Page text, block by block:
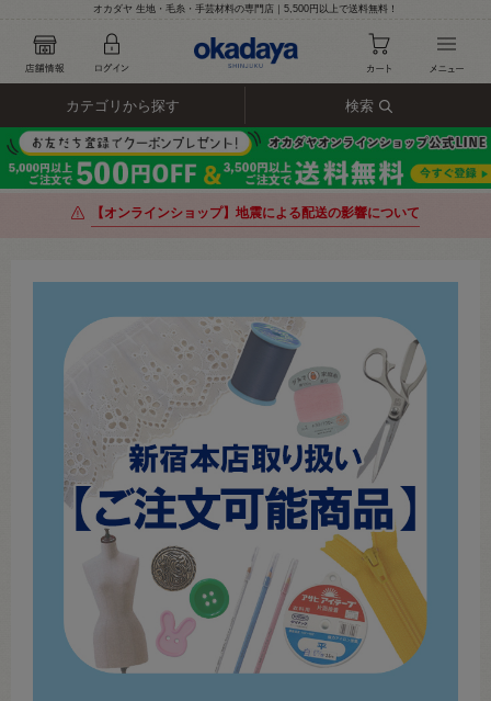
オカダヤ 生地・毛糸・手芸材料の専門店｜5,500円以上で送料無料！
カテゴリから探す 検索
【オンラインショップ】地震による配送の影響について